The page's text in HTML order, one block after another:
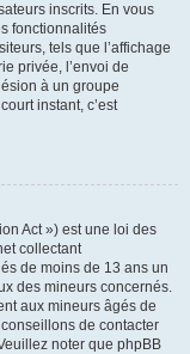
inscrits. En vous
fonctionnalités
tels que l’affichage
privée, l’envoi de
à un groupe
instant, c’est
Act ») est une loi des
collectant
de moins de 13 ans un
des mineurs concernés.
aux mineurs âgés de
de contacter
noter que phpBB